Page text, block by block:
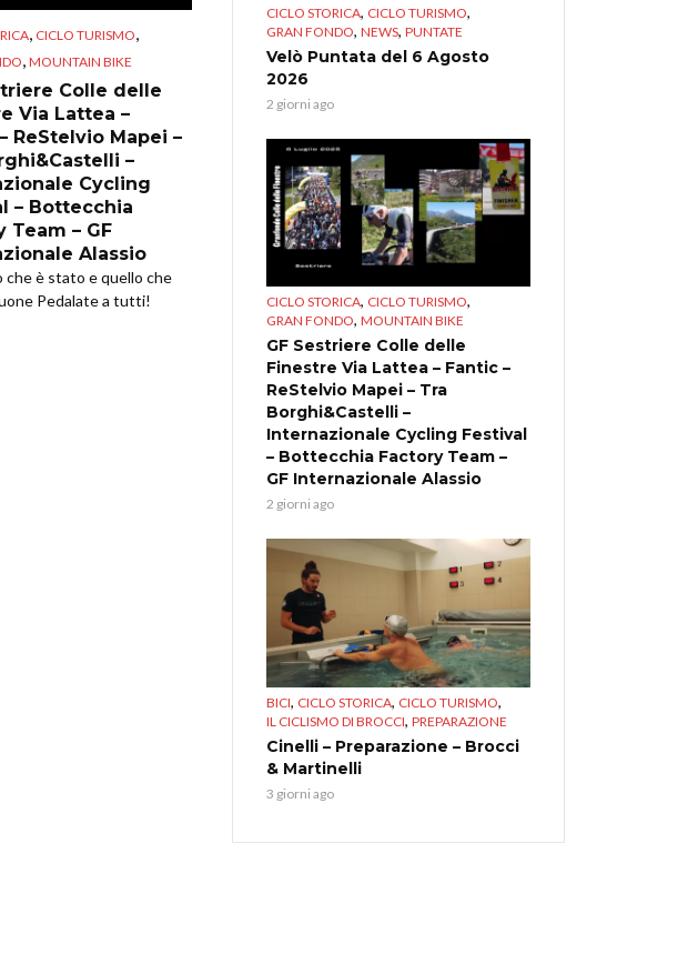
, CICLO TURISMO,
, MOUNTAIN BIKE
Colle delle
Via Lattea –
ReStelvio Mapei –
–
Cycling
– Bottecchia
Team – GF
Alassio
che è stato e quello che
Pedalate a tutti!
CICLO STORICA, CICLO TURISMO,
GRAN FONDO, NEWS, PUNTATE
Velò Puntata del 6 Agosto
2026
2 giorni ago
CICLO STORICA, CICLO TURISMO,
GRAN FONDO, MOUNTAIN BIKE
GF Sestriere Colle delle
Finestre Via Lattea – Fantic –
ReStelvio Mapei – Tra
Borghi&Castelli –
Internazionale Cycling Festival
– Bottecchia Factory Team –
GF Internazionale Alassio
2 giorni ago
BICI, CICLO STORICA, CICLO TURISMO,
IL CICLISMO DI BROCCI, PREPARAZIONE
Cinelli – Preparazione – Brocci
& Martinelli
3 giorni ago